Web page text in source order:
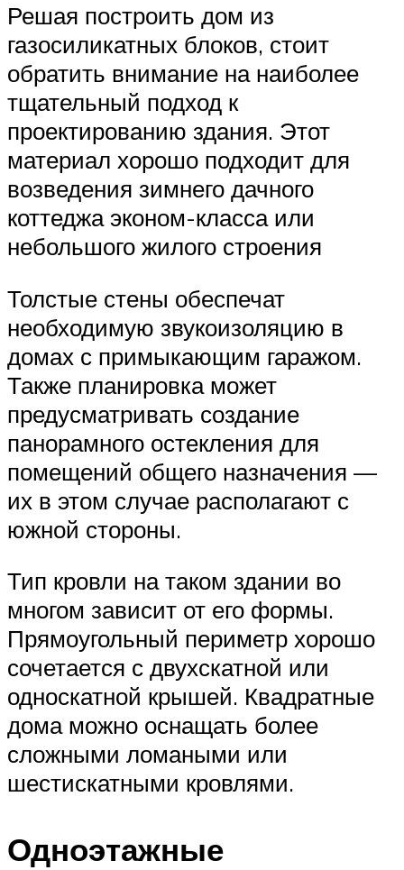
Решая построить дом из
газосиликатных блоков, стоит
обратить внимание на наиболее
тщательный подход к
проектированию здания. Этот
материал хорошо подходит для
возведения зимнего дачного
коттеджа эконом-класса или
небольшого жилого строения
Толстые стены обеспечат
необходимую звукоизоляцию в
домах с примыкающим гаражом.
Также планировка может
предусматривать создание
панорамного остекления для
помещений общего назначения —
их в этом случае располагают с
южной стороны.
Тип кровли на таком здании во
многом зависит от его формы.
Прямоугольный периметр хорошо
сочетается с двухскатной или
односкатной крышей. Квадратные
дома можно оснащать более
сложными ломаными или
шестискатными кровлями.
Одноэтажные